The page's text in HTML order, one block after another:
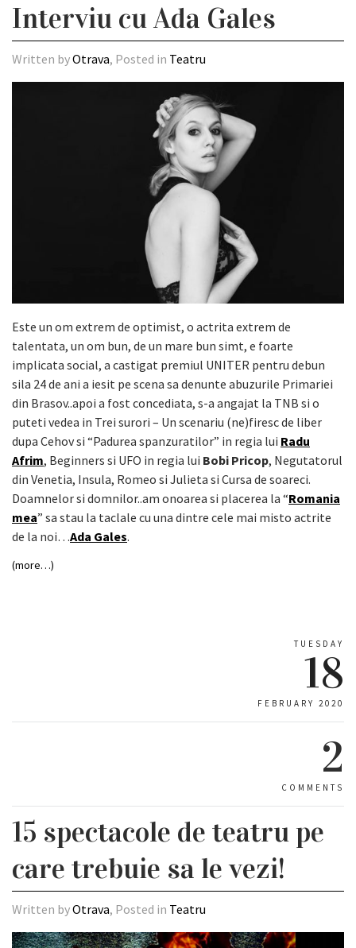
Interviu cu Ada Gales
Written byOtrava, Posted in Teatru
Este un om extrem de optimist, o actrita extrem de
talentata, un om bun, de un mare bun simt, e foarte
implicata social, a castigat premiul UNITER pentru debun
sila 24 de ani a iesit pe scena sa denunte abuzurile Primariei
din Brasov..apoi a fost concediata, s-a angajat la TNB si o
puteti vedea in Trei surori – Un scenariu (ne)firesc de liber
dupa Cehov si “Padurea spanzuratilor” in regia lui Radu
Afrim, Beginners si UFO in regia lui Bobi Pricop, Negutatorul
din Venetia, Insula, Romeo si Julieta si Cursa de soareci.
Doamnelor si domnilor..am onoarea si placerea la “Romania
mea” sa stau la taclale cu una dintre cele mai misto actrite
de la noi…Ada Gales.
(more…)
TUESDAY
18
FEBRUARY 2020
2
COMMENTS
15 spectacole de teatru pe
care trebuie sa le vezi!
Written byOtrava, Posted in Teatru